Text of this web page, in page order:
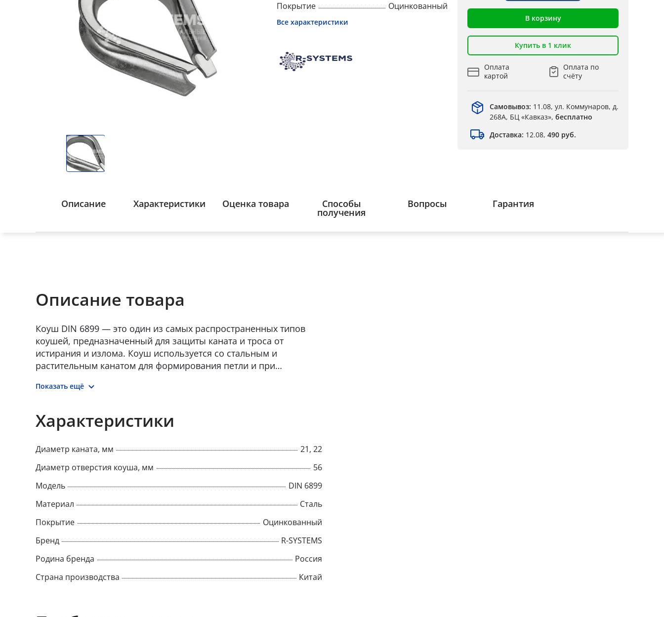
Покрытие
Оцинкованный
Все характеристики В корзину
Купить в 1 клик
Оплата
картой
Оплата по
счёту
Самовывоз: 11.08, ул. Коммунаров, д.
268А, БЦ «Кавказ», бесплатно
Доставка: 12.08, 490 руб.
Описание Характеристики Оценка товара Способы
получения
Вопросы Гарантия
Описание товара
Коуш DIN 6899 — это один из самых распространенных типов
коушей, предназначенный для защиты каната и троса от
истирания и излома. Коуш используется со стальным и
растительным канатом для формирования петли и при
исходя из диаметра каната
Показать ещё
Характеристики
Диаметр каната, мм
21, 22
Диаметр отверстия коуша, мм
56
Модель
DIN 6899
Материал
Сталь
Покрытие
Оцинкованный
Бренд
R-SYSTEMS
Родина бренда
Россия
Страна производства
Китай